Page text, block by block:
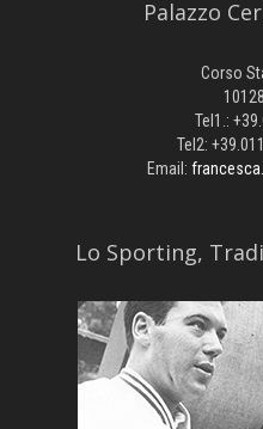
Palazzo
Corso
Tel1.:
Tel2:
Email:
​Lo Sporting,